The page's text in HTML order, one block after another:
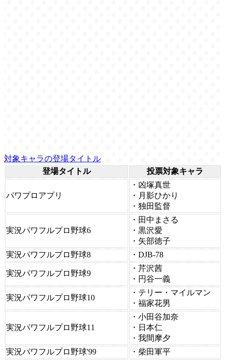
対象キャラの登場タイトル
登場タイトル
投票対象キャラ
パワプロアプリ
・凶塚真世
・月影ひかり
・独田監督
実況パワフルプロ野球6
・田中まさる
・黒沢愛
・矢部徳子
実況パワフルプロ野球8
・DJB-78
実況パワフルプロ野球9
・芹沢茜
・円谷一義
実況パワフルプロ野球10
・テリー・マイルマン
・福家花男
実況パワフルプロ野球11
・小田谷加奈
・日本仁
・我間摩夕
実況パワフルプロ野球'99
・柴田軍平